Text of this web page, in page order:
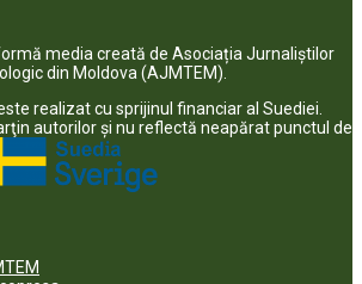
media creată de Asociația Jurnaliștilor
din Moldova (AJMTEM).
realizat cu sprijinul financiar al Suediei.
autorilor şi nu reflectă neapărat punctul de